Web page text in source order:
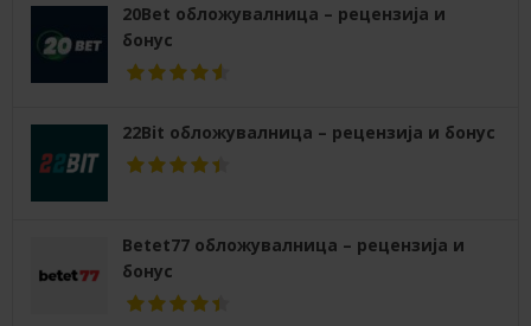
20Bet обложувалница – рецензија и
бонус
22Bit обложувалница – рецензија и бонус
Betet77 обложувалница – рецензија и
бонус